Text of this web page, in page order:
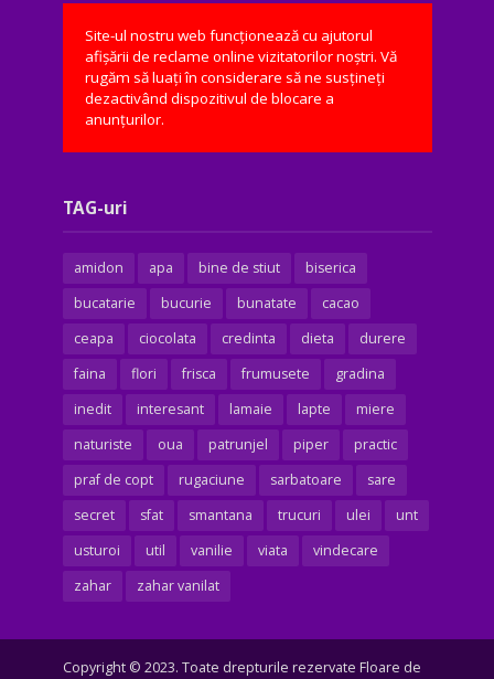
Site-ul nostru web funcționează cu ajutorul
afișării de reclame online vizitatorilor noștri. Vă
rugăm să luați în considerare să ne susțineți
dezactivând dispozitivul de blocare a
anunțurilor.
TAG-uri
amidon apa bine de stiut
biserica
bucatarie
bucurie bunatate
cacao
ceapa
ciocolata credinta dieta
durere
faina
flori frisca frumusete
gradina
inedit
interesant lamaie lapte
miere
naturiste
oua patrunjel piper
practic
praf de copt
rugaciune sarbatoare
sare
secret
sfat smantana trucuri ulei
unt
usturoi
util vanilie viata
vindecare
zahar
zahar vanilat
Copyright © 2023. Toate drepturile rezervate Floare de